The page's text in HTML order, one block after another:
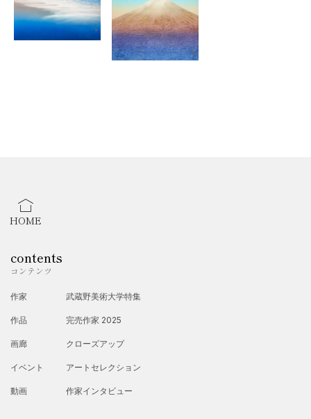
HOME
contents
コンテンツ
作家
作品
画廊
イベント
動画
武蔵野美術大学特集
完売作家 2025
クローズアップ
アートセレクション
作家インタビュー